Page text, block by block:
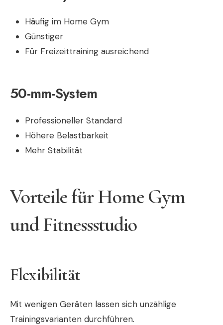
Häufig im Home Gym
Günstiger
Für Freizeittraining ausreichend
50-mm-System
Professioneller Standard
Höhere Belastbarkeit
Mehr Stabilität
Vorteile für Home Gym
und Fitnessstudio
Flexibilität
Mit wenigen Geräten lassen sich unzählige
Trainingsvarianten durchführen.